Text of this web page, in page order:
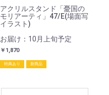
アクリルスタンド「憂国の
モリアーティ」47/E(場面写
イラスト)
お届け：10月上旬予定
￥1,870
特典あり 新商品